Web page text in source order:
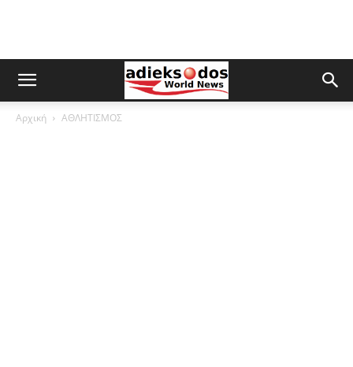
Αρχική ΑΘΛΗΤΙΣΜΟΣ